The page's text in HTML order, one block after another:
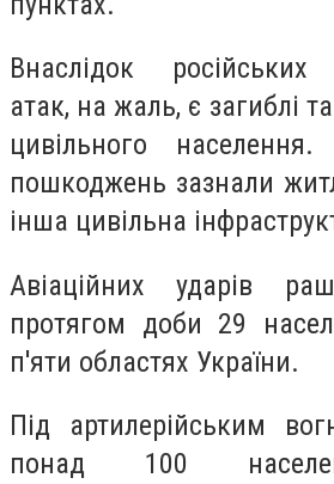
Внаслідок російських
атак, на жаль, є загиблі
цивільного
пошкоджень зазнали
інша цивільна
Авіаційних ударів
протягом доби 29
п'яти областях України.
Під артилерійським
понад 100